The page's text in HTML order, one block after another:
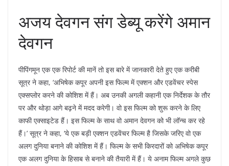
अजय देवगन संग डेब्यू करेंगे अमान
देवगन
पीपिंगमून एक एक रिपोर्ट की मानें तो इस बारे में जानकारी देते हुए एक करीबी
सूत्र ने कहा, ‘अभिषेक कपूर अपनी इस फिल्म में एक्शन और एडवेंचर स्पेस
एक्सप्लोर करने की कोशिश में हैं। अब उनकी अगली कहानी एक निर्देशक के तौर
पर और थोड़ा आगे बढ़ने में मदद करेगी। वो इस फिल्म को शुरू करने के लिए
काफी एक्साइटेड हैं। इस फिल्म के साथ वो अमान देवगन को भी लॉन्च कर रहे
हैं।’ सूत्र ने कहा, ‘ये एक बड़ी एक्शन एडवेंचर फिल्म है जिसके जरिए वो एक
अलग दुनिया बनाने की कोशिश में हैं। फिल्म के सभी किरदारों को अभिषेक कपूर
एक अलग दुनिया के हिसाब से बनाने की तैयारी में हैं। ये अनाम फिल्म अगले कुछ